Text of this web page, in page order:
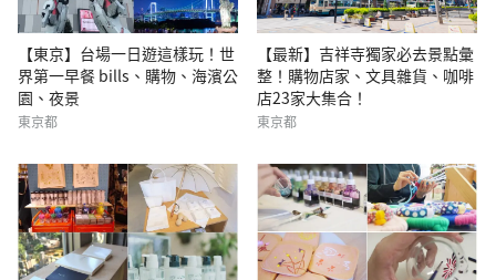
【東京】台場一日遊這樣玩！世
界第一早餐 bills、購物、海濱公
園、夜景
東京都
【最新】吉祥寺獨家必去景點彙
整！購物店家、文具雜貨、咖啡
店23家大集合！
東京都